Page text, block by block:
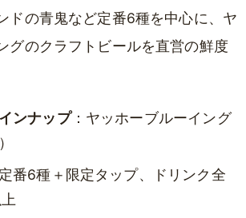
ドの青鬼など定番6種を中心に、ヤ
グのクラフトビールを直営の鮮度
ンナップ：ヤッホーブルーイング
番6種＋限定タップ、ドリンク全